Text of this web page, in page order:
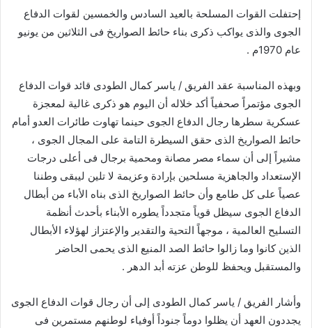
إحتفلت القوات المسلحة بالعيد السادس والخمسين لقوات الدفاع
الجوى والذى يواكب ذكرى بناء حائط الصواريخ فى الثلاثين من يونيو
عام 1970م .
وبهذه المناسبة عقد الفريق / ياسر كمال الطودى قائد قوات الدفاع
الجوى مؤتمراً صحفياً أكد خلاله أن اليوم هو ذكرى غالية لمعجزة
عسكرية سطرها رجال الدفاع الجوى حينما تهاوت طائرات العدو أمام
حائط الصواريخ الذى حقق السيطرة التامة على المجال الجوى ،
مشيراً إلى أن سماء مصر مصانة ومحمية برجال فى أعلى درجات
الإستعداد والجاهزية مسلحين بإرادة وعزيمة لا تلين ليبقى وطننا
عصياً على كل طامع وأن حائط الصواريخ الذى بناه الأباء من أبطال
الدفاع الجوى سيظل قوياً متجدداً يطوره الأبناء بأحدث أنظمة
التسليح العالمية ، موجهاً التحية والتقدير والإعتزاز لهؤلاء الأبطال
الذين كانوا وما زالوا حائط الصد المنيع الذى يحمى الحاضر
والمستقبل ويحفظ للوطن عزته أبد الدهر .
وأشار الفريق / ياسر كمال الطودى إلى أن رجال قوات الدفاع الجوى
يجددون العهد أن يظلوا دوماً جنوداً أوفياء لوطنهم مستمرين فى